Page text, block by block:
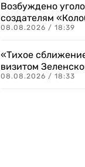
Возбуждено
создателям
08.08.2026 / 18:39
«Тихое
визитом
08.08.2026 / 18:33